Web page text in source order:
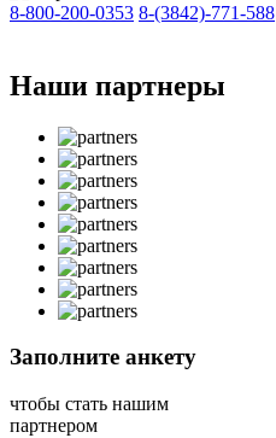
8-800-200-0353 8-(3842)-771-588
Наши партнеры
Заполните анкету
чтобы стать нашим
партнером